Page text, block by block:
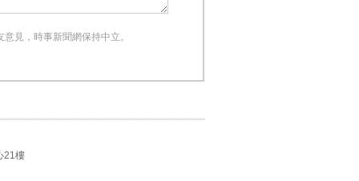
見，時事新聞網保持中立。
21樓